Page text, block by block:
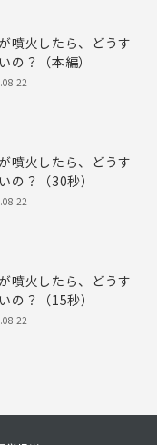
噴火したら、どうす
の？（本編）
噴火したら、どうす
の？（30秒）
噴火したら、どうす
の？（15秒）